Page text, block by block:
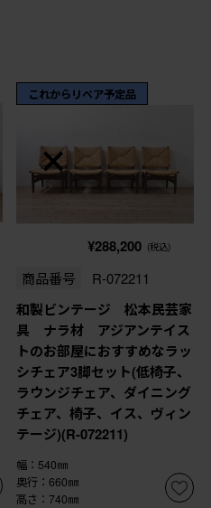
これからリペア予定品
¥288,200 (税込)
商品番号 R-072211
和製ビンテージ 松本民芸家
具 ナラ材 アジアンテイス
トのお部屋におすすめなラッ
シチェア3脚セット(低椅子、
ラウンジチェア、ダイニング
チェア、椅子、イス、ヴィン
テージ)(R-072211)
幅：540㎜
奥行：660㎜
高さ：740㎜